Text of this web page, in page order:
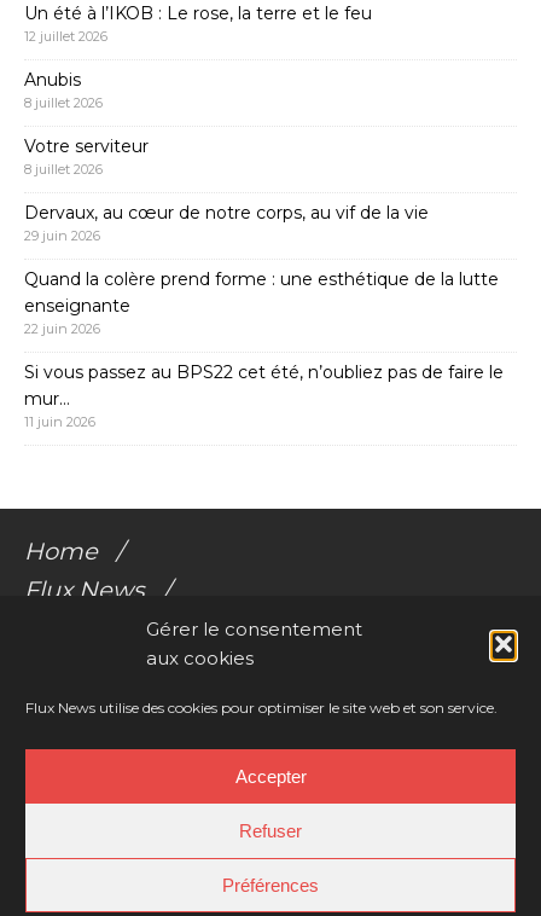
Gérer le consentement
aux cookies
Flux News utilise des cookies pour optimiser le site web et son service.
Accepter
Refuser
Préférences
Un été à l’IKOB : Le rose, la terre et le feu
12 juillet 2026
Anubis
8 juillet 2026
Votre serviteur
8 juillet 2026
Dervaux, au cœur de notre corps, au vif de la vie
29 juin 2026
Quand la colère prend forme : une esthétique de la lutte
enseignante
22 juin 2026
Si vous passez au BPS22 cet été, n’oubliez pas de faire le
mur…
11 juin 2026
Home
Flux News
Galerie Flux
Videos
Résonances Corporelles
Copyright © 2026 | WordPress Child-Theme by